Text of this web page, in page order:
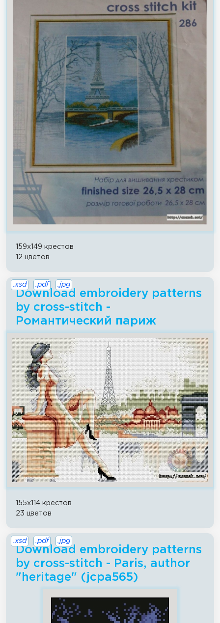
159x149 крестов
12 цветов
Download embroidery patterns
by cross-stitch -
Романтический париж
.xsd .pdf .jpg
155x114 крестов
23 цветов
Download embroidery patterns
by cross-stitch - Paris, author
"heritage" (jcpa565)
.xsd .pdf .jpg